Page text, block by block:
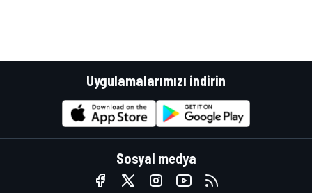
Uygulamalarımızı indirin
Sosyal medya